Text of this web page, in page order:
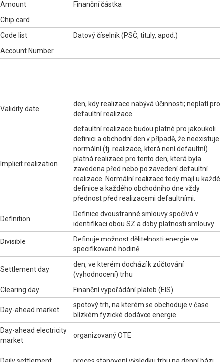
Amount
Finanční částka
Chip card
Code list
Datový číselník (PSČ, tituly, apod.)
Account Number
Validity date
den, kdy realizace nabývá účinnosti; neplatí pro
defaultní realizace
Implicit realization
defaultní realizace budou platné pro jakoukoli
definici a obchodní den v případě, že neexistuje
normální (tj. realizace, která není defaultní)
platná realizace pro tento den, která byla
zavedena před nebo po zavedení defaultní
realizace. Normální realizace tedy mají u každé
definice a každého obchodního dne vždy
přednost před realizacemi defaultními.
Definition
Definice dvoustranné smlouvy spočívá v
identifikaci obou SZ a doby platnosti smlouvy
Divisible
Definuje možnost dělitelnosti energie ve
specifikované hodině
Settlement day
den, ve kterém dochází k zúčtování
(vyhodnocení) trhu
Clearing day Finanční vypořádání plateb (EIS)
Day-ahead market
spotový trh, na kterém se obchoduje v čase
blízkém fyzické dodávce energie
Day-ahead electricity
market
organizovaný OTE